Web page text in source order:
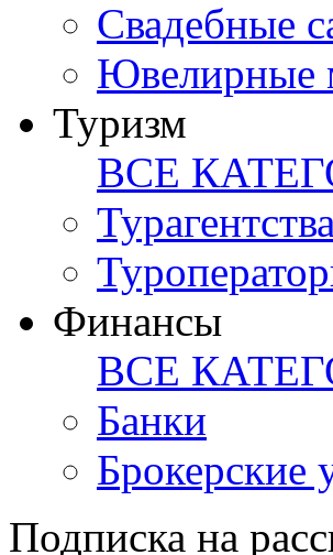
Свадебные
Ювелирные
Туризм
ВСЕ
Турагентства
Финансы
ВСЕ
Банки
Брокерские
Подписка на